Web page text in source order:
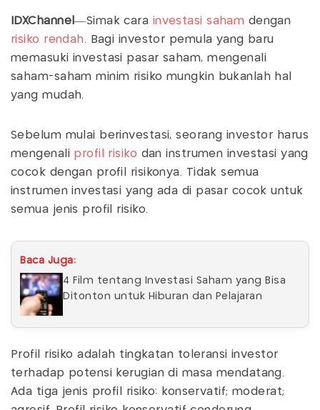
IDXChannel—Simak cara investasi saham dengan
risiko rendah . Bagi investor pemula yang baru
memasuki investasi pasar saham, mengenali
saham-saham minim risiko mungkin bukanlah hal
yang mudah.
Sebelum mulai berinvestasi, seorang investor harus
mengenali profil risiko dan instrumen investasi yang
cocok dengan profil risikonya. Tidak semua
instrumen investasi yang ada di pasar cocok untuk
semua jenis profil risiko.
Baca Juga:
4 Film tentang Investasi Saham yang Bisa
Ditonton untuk Hiburan dan Pelajaran
Profil risiko adalah tingkatan toleransi investor
terhadap potensi kerugian di masa mendatang.
Ada tiga jenis profil risiko: konservatif; moderat;